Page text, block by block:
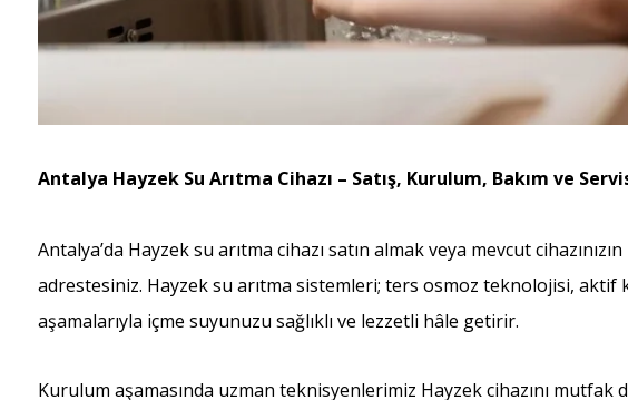
Antalya Hayzek Su Arıtma Cihazı – Satış, Kurulum, Bakım ve
Antalya’da Hayzek su arıtma cihazı satın almak veya mevcut
adrestesiniz. Hayzek su arıtma sistemleri; ters osmoz teknolojisi,
aşamalarıyla içme suyunuzu sağlıklı ve lezzetli hâle getirir.
Kurulum aşamasında uzman teknisyenlerimiz Hayzek cihazını mutfak